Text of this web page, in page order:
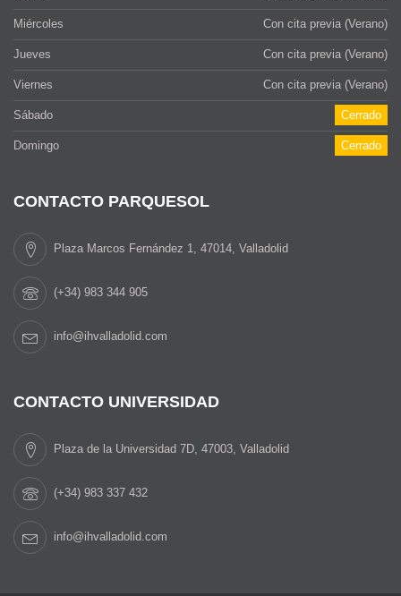
Miércoles Con cita previa (Verano)
Jueves Con cita previa (Verano)
Viernes Con cita previa (Verano)
Sábado Cerrado
Domingo Cerrado
CONTACTO PARQUESOL
Plaza Marcos Fernández 1, 47014, Valladolid
(+34) 983 344 905
info@ihvalladolid.com
CONTACTO UNIVERSIDAD
Plaza de la Universidad 7D, 47003, Valladolid
(+34) 983 337 432
info@ihvalladolid.com